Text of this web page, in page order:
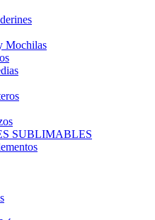
Mochilas
SUBLIMABLES